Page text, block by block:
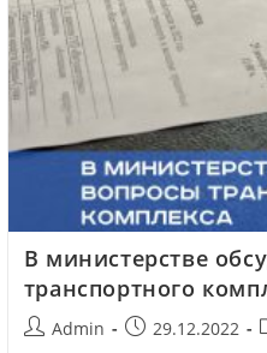
В министерстве
транспортного
Admin 29.12.2022